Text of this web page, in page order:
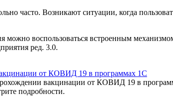
часто. Возникают ситуации, когда
можно воспользоваться встроенным
ред. 3.0.
от КОВИД 19 в программах 1С
вакцинации от КОВИД 19 в
подробности.